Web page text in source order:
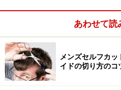
年齢を重ねるにつれて、髪質
れはなぜなのでしょうか？ま
がら、年代による髪の状況を見
あわせて読
メンズセルフカ
イドの切り方のコ